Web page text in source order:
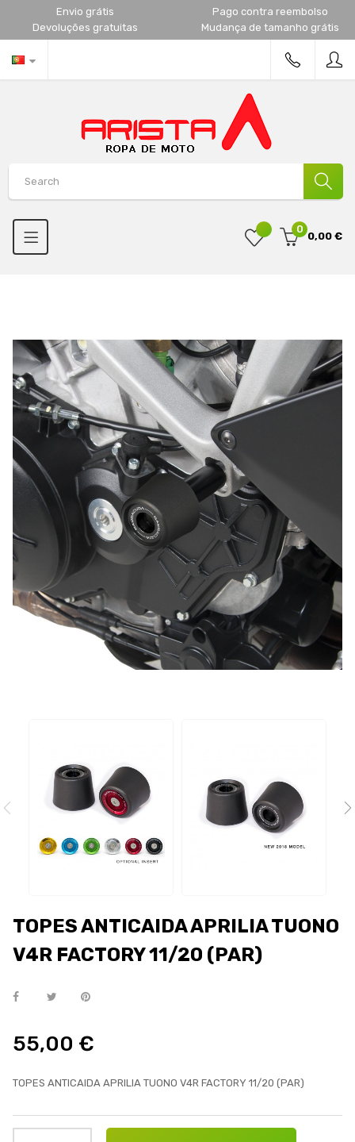
Envio grátis
Pago contra reembolso
Devoluções gratuitas
Mudança de tamanho grátis
0
0,00 €
TOPES ANTICAIDA APRILIA TUONO
V4R FACTORY 11/20 (PAR)
55,00 €
TOPES ANTICAIDA APRILIA TUONO V4R FACTORY 11/20 (PAR)